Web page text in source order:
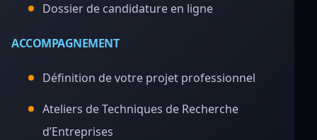
Dossier de candidature en ligne
ACCOMPAGNEMENT
Définition de votre projet professionnel
Ateliers de Techniques de Recherche
d’Entreprises